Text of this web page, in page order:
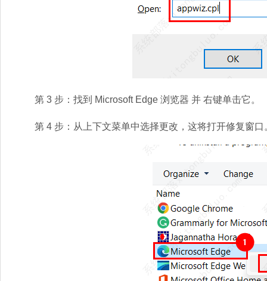
第 3 步：找到 Microsoft Edge 浏览器 并 右键单击它。
第 4 步：从上下文菜单中选择更改，这将打开修复窗口